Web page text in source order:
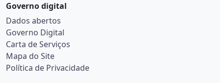
Governo digital
Dados abertos
Governo Digital
Carta de Serviços
Mapa do Site
Política de Privacidade